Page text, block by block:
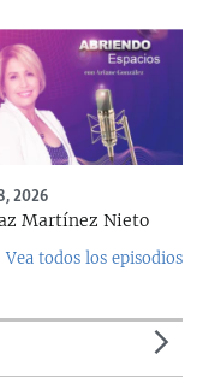
2026
Martínez Nieto
Vea todos los episodios